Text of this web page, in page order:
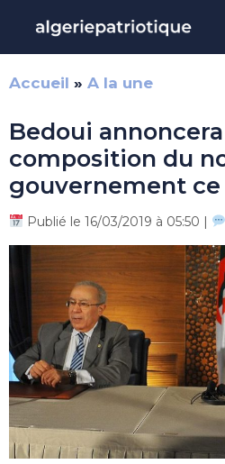
contenu
Accueil » A la une
Bedoui
composition du
gouvernement
Publié le 16/03/2019 à 05:50 |